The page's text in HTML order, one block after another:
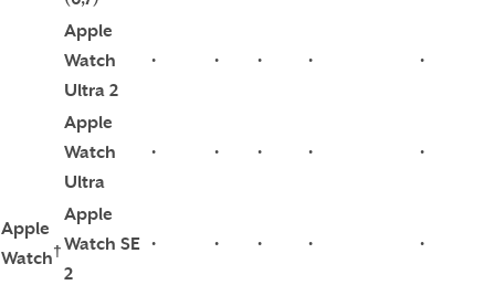
Apple
Watch†
Apple
Watch
Ultra 2
• • • • •
Apple
Watch
Ultra
• • • • •
Apple
Watch SE
2
• • • • •